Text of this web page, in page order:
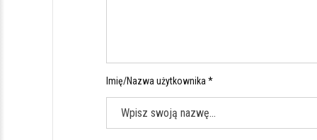
Imię/Nazwa użytkownika *